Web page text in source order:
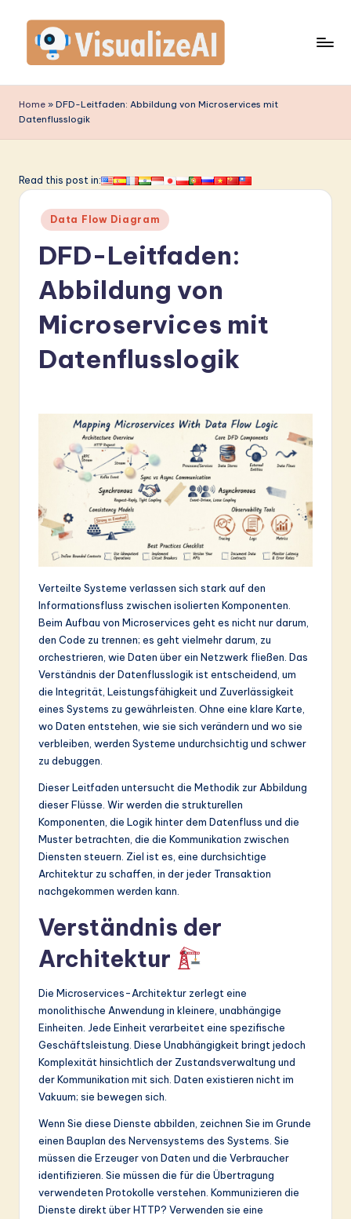
content
is
u
li
A
G
in
A
&
ft
w
In
o
ti
o
Home » DFD-Leitfaden: Abbildung von Microservices mit
Datenflusslogik
Read this post in:
Posted
in
Data Flow Diagram
DFD-Leitfaden:
Abbildung von
Microservices mit
Datenflusslogik
Verteilte Systeme verlassen sich stark auf den
Informationsfluss zwischen isolierten Komponenten.
Beim Aufbau von Microservices geht es nicht nur darum,
den Code zu trennen; es geht vielmehr darum, zu
orchestrieren, wie Daten über ein Netzwerk fließen. Das
Verständnis der Datenflusslogik ist entscheidend, um
die Integrität, Leistungsfähigkeit und Zuverlässigkeit
eines Systems zu gewährleisten. Ohne eine klare Karte,
wo Daten entstehen, wie sie sich verändern und wo sie
verbleiben, werden Systeme undurchsichtig und schwer
zu debuggen.
Dieser Leitfaden untersucht die Methodik zur Abbildung
dieser Flüsse. Wir werden die strukturellen
Komponenten, die Logik hinter dem Datenfluss und die
Muster betrachten, die die Kommunikation zwischen
Diensten steuern. Ziel ist es, eine durchsichtige
Architektur zu schaffen, in der jeder Transaktion
nachgekommen werden kann.
Verständnis der
Architektur
Die Microservices-Architektur zerlegt eine
monolithische Anwendung in kleinere, unabhängige
Einheiten. Jede Einheit verarbeitet eine spezifische
Geschäftsleistung. Diese Unabhängigkeit bringt jedoch
Komplexität hinsichtlich der Zustandsverwaltung und
der Kommunikation mit sich. Daten existieren nicht im
Vakuum; sie bewegen sich.
Wenn Sie diese Dienste abbilden, zeichnen Sie im Grunde
einen Bauplan des Nervensystems des Systems. Sie
müssen die Erzeuger von Daten und die Verbraucher
identifizieren. Sie müssen die für die Übertragung
verwendeten Protokolle verstehen. Kommunizieren die
Dienste direkt über HTTP? Verwenden sie eine